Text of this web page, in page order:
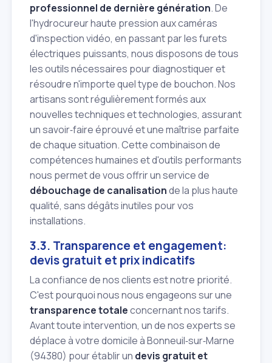
professionnel de dernière génération. De
l'hydrocureur haute pression aux caméras
d'inspection vidéo, en passant par les furets
électriques puissants, nous disposons de tous
les outils nécessaires pour diagnostiquer et
résoudre n'importe quel type de bouchon. Nos
artisans sont régulièrement formés aux
nouvelles techniques et technologies, assurant
un savoir‑faire éprouvé et une maîtrise parfaite
de chaque situation. Cette combinaison de
compétences humaines et d'outils performants
nous permet de vous offrir un service de
débouchage de canalisationde la plus haute
qualité, sans dégâts inutiles pour vos
installations.
3.3. Transparence et engagement:
devis gratuit et prix indicatifs
La confiance de nos clients est notre priorité.
C'est pourquoi nous nous engageons sur une
transparence totaleconcernant nos tarifs.
Avant toute intervention, un de nos experts se
déplace à votre domicile à Bonneuil‑sur‑Marne
(94380) pour établir un devis gratuit et